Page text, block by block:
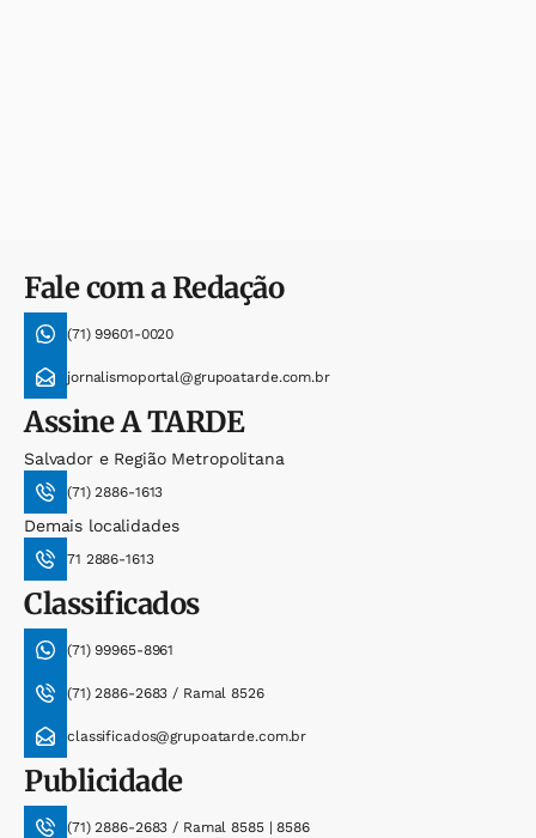
Fale com a Redação
(71) 99601-0020
jornalismoportal@grupoatarde.com.br
AssineA TARDE
Salvador e Região Metropolitana
(71) 2886-1613
Demais localidades
71 2886-1613
Classificados
(71) 99965-8961
(71) 2886-2683 / Ramal 8526
classificados@grupoatarde.com.br
Publicidade
(71) 2886-2683 / Ramal 8585 | 8586